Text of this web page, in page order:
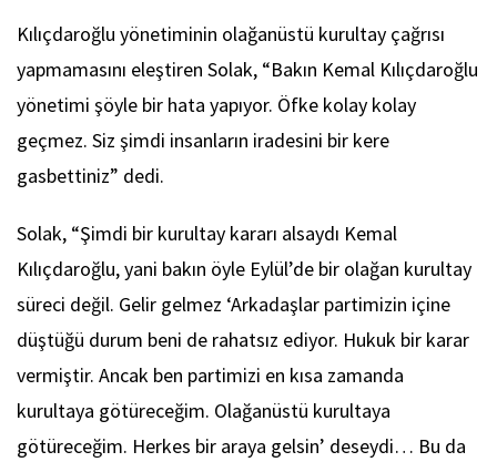
Kılıçdaroğlu yönetiminin olağanüstü kurultay çağrısı
yapmamasını eleştiren Solak, “Bakın Kemal Kılıçdaroğlu
yönetimi şöyle bir hata yapıyor. Öfke kolay kolay
geçmez. Siz şimdi insanların iradesini bir kere
gasbettiniz” dedi.
Solak, “Şimdi bir kurultay kararı alsaydı Kemal
Kılıçdaroğlu, yani bakın öyle Eylül’de bir olağan kurultay
süreci değil. Gelir gelmez ‘Arkadaşlar partimizin içine
düştüğü durum beni de rahatsız ediyor. Hukuk bir karar
vermiştir. Ancak ben partimizi en kısa zamanda
kurultaya götüreceğim. Olağanüstü kurultaya
götüreceğim. Herkes bir araya gelsin’ deseydi… Bu da